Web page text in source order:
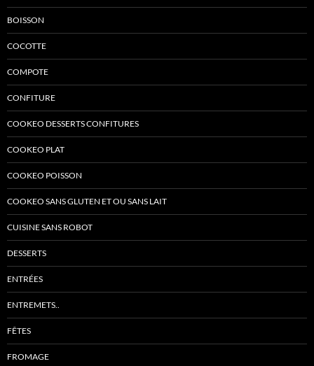
BOISSON
COCOTTE
COMPOTE
CONFITURE
COOKEO DESSERTS CONFITURES
COOKEO PLAT
COOKEO POISSON
COOKEO SANS GLUTEN ET OU SANS LAIT
CUISINE SANS ROBOT
DESSERTS
ENTRÉES
ENTREMETS..
FÊTES
FROMAGE